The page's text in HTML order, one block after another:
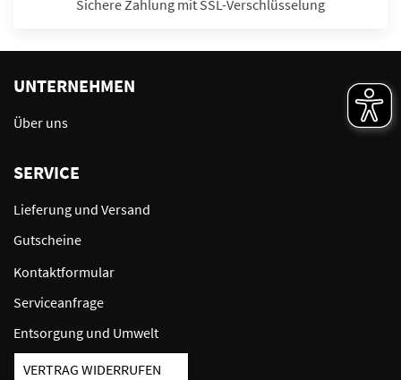
Sichere Zahlung mit SSL-Verschlüsselung
UNTERNEHMEN
Über uns
SERVICE
Lieferung und Versand
Gutscheine
Kontaktformular
Serviceanfrage
Entsorgung und Umwelt
VERTRAG WIDERRUFEN